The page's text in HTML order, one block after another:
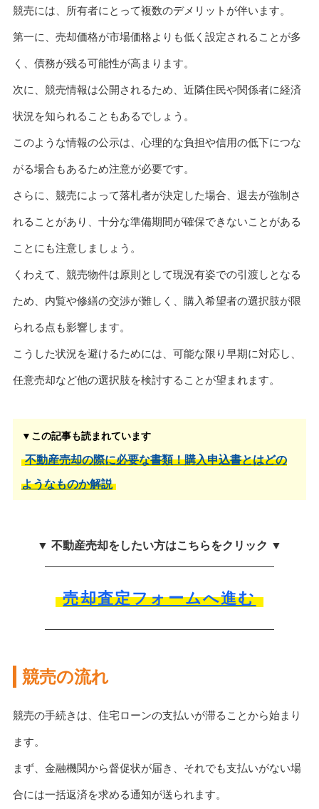
競売には、所有者にとって複数のデメリットが伴います。
第一に、売却価格が市場価格よりも低く設定されることが多
く、債務が残る可能性が高まります。
次に、競売情報は公開されるため、近隣住民や関係者に経済
状況を知られることもあるでしょう。
このような情報の公示は、心理的な負担や信用の低下につな
がる場合もあるため注意が必要です。
さらに、競売によって落札者が決定した場合、退去が強制さ
れることがあり、十分な準備期間が確保できないことがある
ことにも注意しましょう。
くわえて、競売物件は原則として現況有姿での引渡しとなる
ため、内覧や修繕の交渉が難しく、購入希望者の選択肢が限
られる点も影響します。
こうした状況を避けるためには、可能な限り早期に対応し、
任意売却など他の選択肢を検討することが望まれます。
▼この記事も読まれています
不動産売却の際に必要な書類！購入申込書とはどの
ようなものか解説
▼ 不動産売却をしたい方はこちらをクリック ▼
売却査定フォームへ進む
競売の流れ
競売の手続きは、住宅ローンの支払いが滞ることから始まり
ます。
まず、金融機関から督促状が届き、それでも支払いがない場
合には一括返済を求める通知が送られます。